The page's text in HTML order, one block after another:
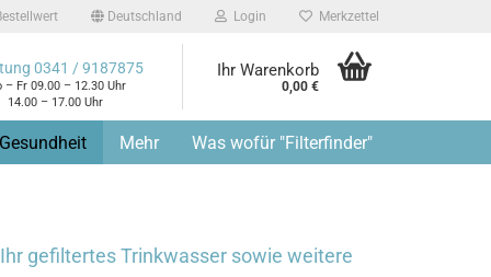
Deutschland Login Merkzettel
0341 / 9187875
– Fr 09.00 – 12.30 Uhr
14.00 – 17.00 Uhr
Ihr Warenkorb
0,00 €
Mehr Was wofür "Filterfinder"
gefiltertes Trinkwasser sowie weitere